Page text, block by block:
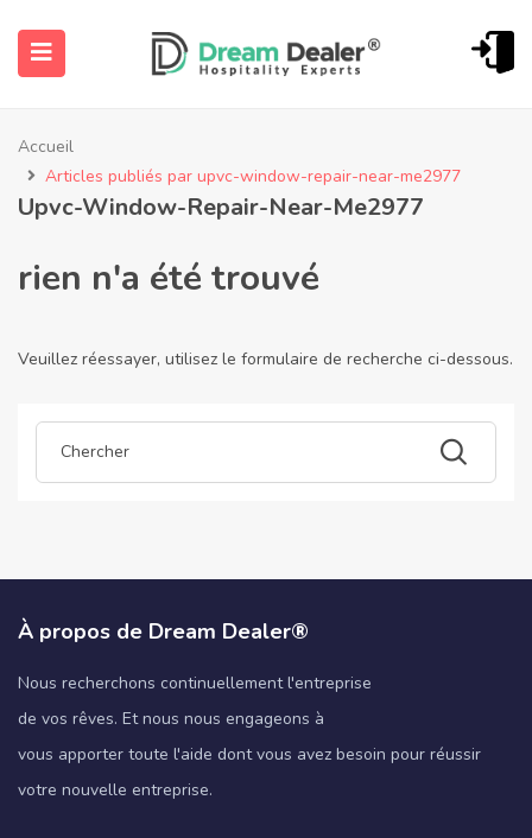
Accueil
Articles publiés par upvc-window-repair-near-me2977
Upvc-Window-Repair-Near-Me2977
rien n'a été trouvé
Veuillez réessayer, utilisez le formulaire de recherche ci-dessous.
À propos de Dream Dealer®
Nous recherchons continuellement l'entreprise
de vos rêves. Et nous nous engageons à
vous apporter toute l'aide dont vous avez besoin pour réussir
votre nouvelle entreprise.